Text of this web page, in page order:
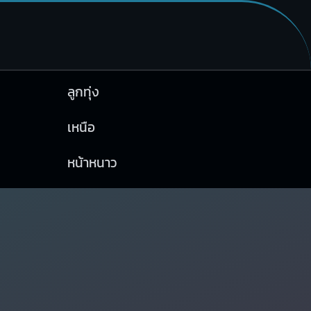
ลูกทุ่ง
เหนือ
หน้าหนาว